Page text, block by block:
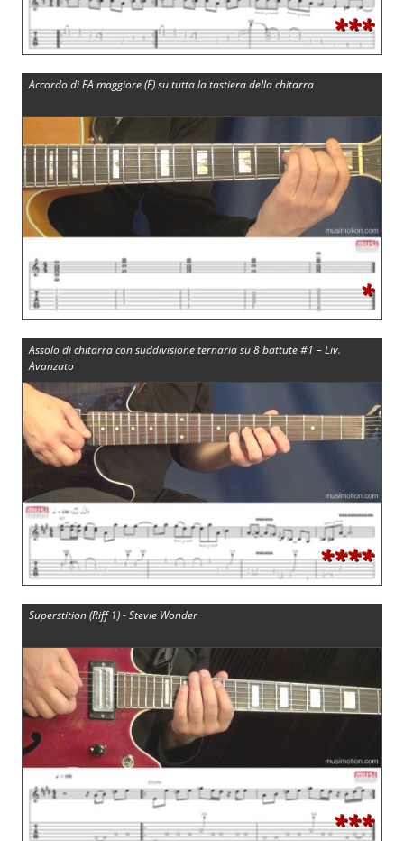
***
Accordo di FA maggiore (F) su tutta la tastiera della chitarra
*
Assolo di chitarra con suddivisione ternaria su 8 battute #1 – Liv.
Avanzato
****
Superstition (Riff 1) - Stevie Wonder
***